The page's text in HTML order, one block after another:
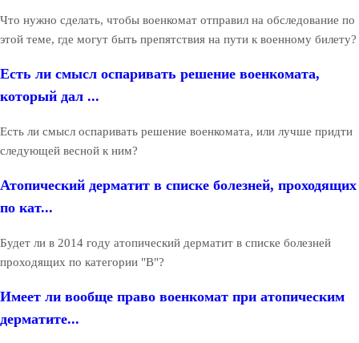
Что нужно сделать, чтобы военкомат отправил на обследование по
этой теме, где могут быть препятствия на пути к военному билету?
Есть ли смысл оспаривать решение военкомата,
который дал ...
Есть ли смысл оспаривать решение военкомата, или лучше придти
следующей весной к ним?
Атопический дерматит в списке болезней, проходящих
по кат...
Будет ли в 2014 году атопический дерматит в списке болезней
проходящих по категории "В"?
Имеет ли вообще право военкомат при атопическим
дерматите...